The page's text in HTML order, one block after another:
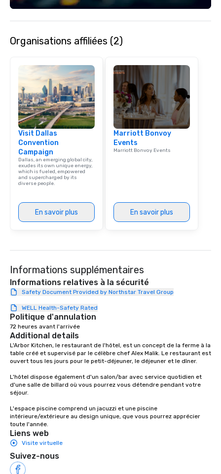
Organisations affiliées (2)
Visit Dallas
Convention
Campaign
Dallas, an emerging global city,
exudes its own unique energy,
which is fueled, empowered
and supercharged by its
diverse people.
En savoir plus
Marriott Bonvoy
Events
Marriott Bonvoy Events
En savoir plus
Informations supplémentaires
Informations relatives à la sécurité
Safety Document Provided by Northstar Travel Group
WELL Health-Safety Rated
Politique d'annulation
72 heures avant l'arrivée
Additional details
L'Arbor Kitchen, le restaurant de l'hôtel, est un concept de la ferme à la
table créé et supervisé par le célèbre chef Alex Malik. Le restaurant est
ouvert tous les jours pour le petit-déjeuner, le déjeuner et le dîner.
L'hôtel dispose également d'un salon/bar avec service quotidien et
d'une salle de billard où vous pourrez vous détendre pendant votre
séjour.
L'espace piscine comprend un jacuzzi et une piscine
intérieure/extérieure au design unique, que vous pourrez apprécier
toute l'année.
Liens web
Visite virtuelle
Suivez-nous